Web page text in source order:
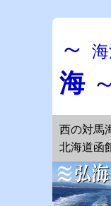
～
海
西の対馬
北海道函